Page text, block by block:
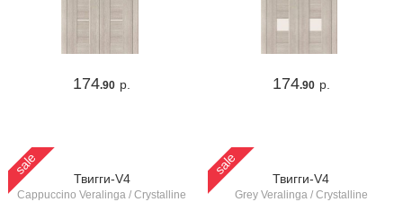
174.90 р. 174.90 р.
sale
Твигги-V4
Cappuccino Veralinga / Crystalline
sale
Твигги-V4
Grey Veralinga / Crystalline